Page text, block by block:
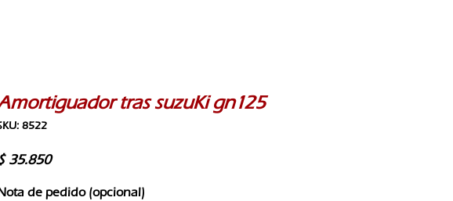
tras suzuKi gn125
8522
35.850Precio
de pedido (opcional)